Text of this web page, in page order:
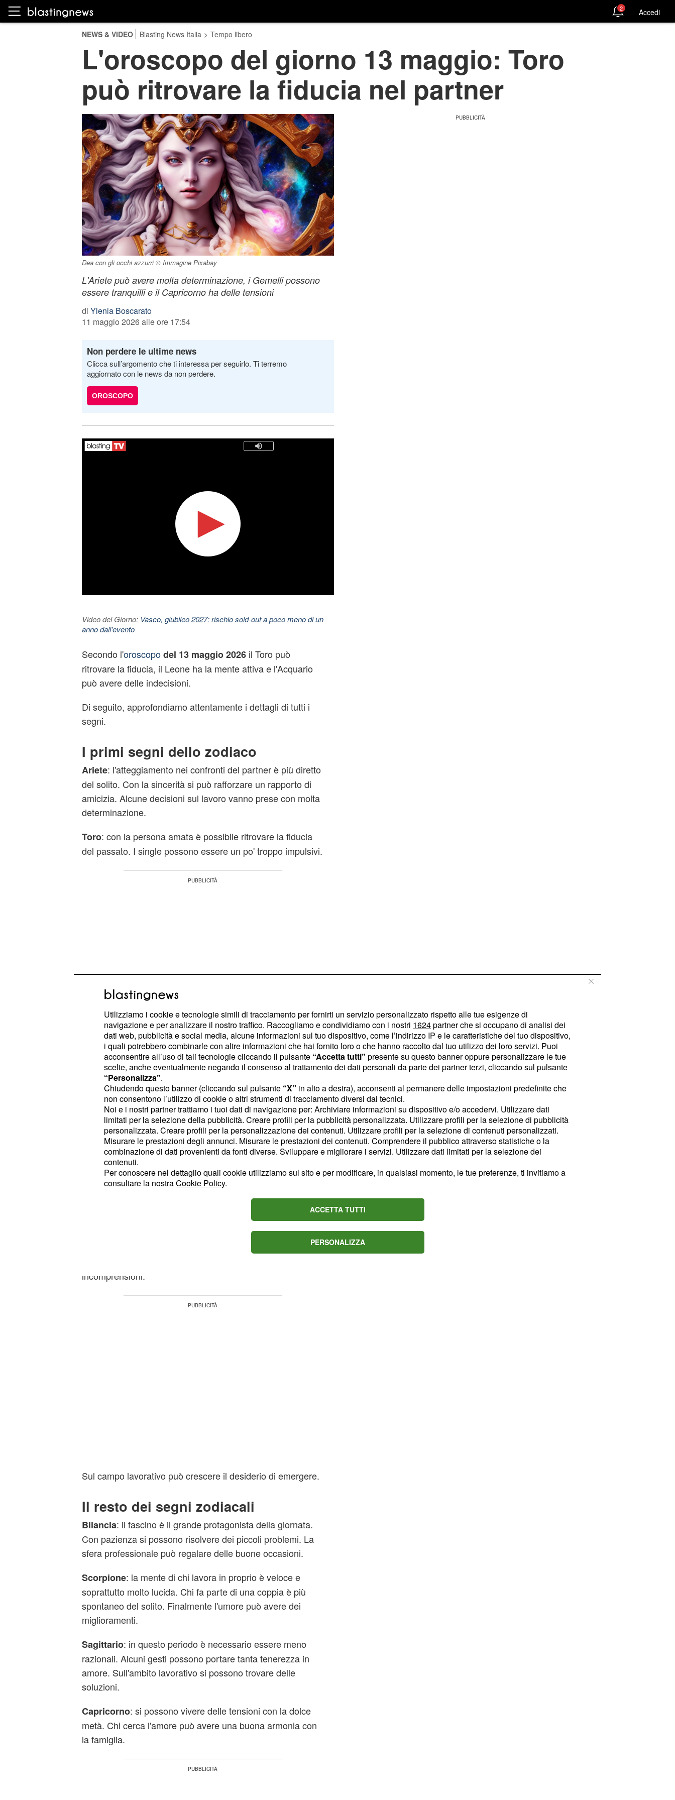
2 Accedi
NEWS & VIDEO Blasting News Italia > Tempo libero
L'oroscopo del giorno 13 maggio: Toro
può ritrovare la fiducia nel partner
Dea con gli occhi azzurri © Immagine Pixabay
L'Ariete può avere molta determinazione, i Gemelli possono
essere tranquilli e il Capricorno ha delle tensioni
di Ylenia Boscarato
11 maggio 2026 alle ore 17:54
Non perdere le ultime news
Clicca sull’argomento che ti interessa per seguirlo. Ti terremo
aggiornato con le news da non perdere.
OROSCOPO
Video del Giorno: Vasco, giubileo 2027: rischio sold-out a poco meno di un
anno dall'evento
Secondo l'oroscopodel 13 maggio 2026 il Toro può
ritrovare la fiducia, il Leone ha la mente attiva e l'Acquario
può avere delle indecisioni.
Di seguito, approfondiamo attentamente i dettagli di tutti i
segni.
I primi segni dello zodiaco
Ariete: l'atteggiamento nei confronti del partner è più diretto
del solito. Con la sincerità si può rafforzare un rapporto di
amicizia. Alcune decisioni sul lavoro vanno prese con molta
determinazione.
Toro: con la persona amata è possibile ritrovare la fiducia
del passato. I single possono essere un po' troppo impulsivi.
Delle conferme sono in arrivo dalla sfera professionale.
Gemelli: sulla relazione amorosa serve molto più ascolto.
La giornata può essere affrontata in modo tranquillo.
Sull'ambito lavorativo si possono ottenere dei buoni risultati.
Cancro: i cuori solitari sono abbastanza rigidi nei confronti
della famiglia. Alcuni dettagli vanno controllati con estrema
calma. Una questione di lavoro ha bisogno di tanta
attenzione.
prospettiva inattesa può arrivare dall'ambito professionale.
incomprensioni.
Sul campo lavorativo può crescere il desiderio di emergere.
Il resto dei segni zodiacali
Bilancia: il fascino è il grande protagonista della giornata.
Con pazienza si possono risolvere dei piccoli problemi. La
sfera professionale può regalare delle buone occasioni.
Scorpione: la mente di chi lavora in proprio è veloce e
soprattutto molto lucida. Chi fa parte di una coppia è più
spontaneo del solito. Finalmente l'umore può avere dei
miglioramenti.
Sagittario: in questo periodo è necessario essere meno
razionali. Alcuni gesti possono portare tanta tenerezza in
amore. Sull'ambito lavorativo si possono trovare delle
soluzioni.
Capricorno: si possono vivere delle tensioni con la dolce
metà. Chi cerca l'amore può avere una buona armonia con
la famiglia.
Utilizziamo i cookie e tecnologie simili di tracciamento per fornirti un servizio personalizzato rispetto alle tue esigenze di
navigazione e per analizzare il nostro traffico. Raccogliamo e condividiamo con i nostri 1624partner che si occupano di analisi dei
dati web, pubblicità e social media, alcune informazioni sul tuo dispositivo, come l’indirizzo IP e le caratteristiche del tuo dispositivo,
i quali potrebbero combinarle con altre informazioni che hai fornito loro o che hanno raccolto dal tuo utilizzo dei loro servizi. Puoi
acconsentire all’uso di tali tecnologie cliccando il pulsante “Accetta tutti” presente su questo banner oppure personalizzare le tue
scelte, anche eventualmente negando il consenso al trattamento dei dati personali da parte dei partner terzi, cliccando sul pulsante
“Personalizza”.
Chiudendo questo banner (cliccando sul pulsante “X” in alto a destra), acconsenti al permanere delle impostazioni predefinite che
non consentono l’utilizzo di cookie o altri strumenti di tracciamento diversi dai tecnici.
Noi e i nostri partner trattiamo i tuoi dati di navigazione per: Archiviare informazioni su dispositivo e/o accedervi. Utilizzare dati
limitati per la selezione della pubblicità. Creare profili per la pubblicità personalizzata. Utilizzare profili per la selezione di pubblicità
personalizzata. Creare profili per la personalizzazione dei contenuti. Utilizzare profili per la selezione di contenuti personalizzati.
Misurare le prestazioni degli annunci. Misurare le prestazioni dei contenuti. Comprendere il pubblico attraverso statistiche o la
combinazione di dati provenienti da fonti diverse. Sviluppare e migliorare i servizi. Utilizzare dati limitati per la selezione dei
contenuti.
Per conoscere nel dettaglio quali cookie utilizziamo sul sito e per modificare, in qualsiasi momento, le tue preferenze, ti invitiamo a
consultare la nostraCookie Policy.
ACCETTA TUTTI
PERSONALIZZA